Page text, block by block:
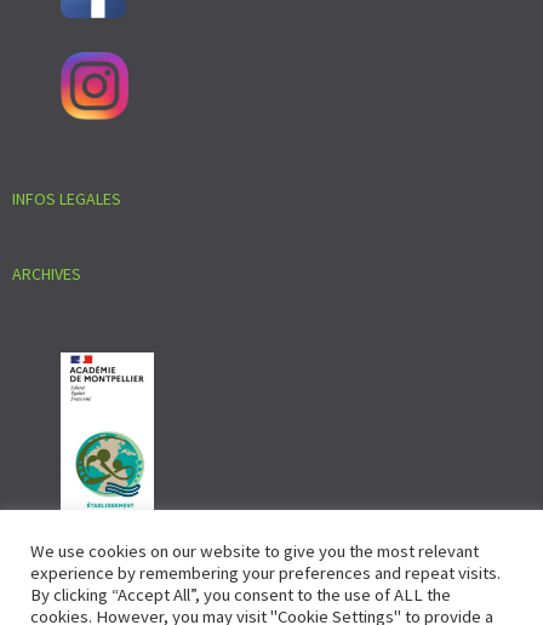
INFOS LEGALES
ARCHIVES
We use cookies on our website to give you the most relevant
experience by remembering your preferences and repeat visits.
By clicking “Accept All”, you consent to the use of ALL the
cookies. However, you may visit "Cookie Settings" to provide a